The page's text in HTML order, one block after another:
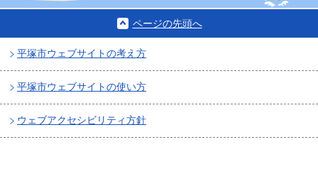
ページの先頭へ
平塚市ウェブサイトの考え方
平塚市ウェブサイトの使い方
ウェブアクセシビリティ方針